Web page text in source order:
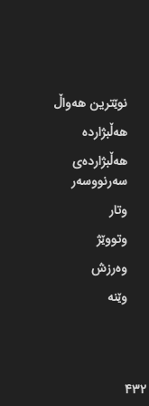
نوێترین هەواڵ
هەڵبژاردە
هەڵبژاردەی
سەرنووسەر
وتار
وتووێژ
وەرزش
وێنە